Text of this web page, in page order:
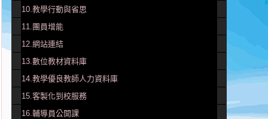
10.教學行動與省思
11.團員增能
12.網站連結
13.數位教材資料庫
14.教學優良教師人力資料庫
15.客製化到校服務
16.輔導員公開課